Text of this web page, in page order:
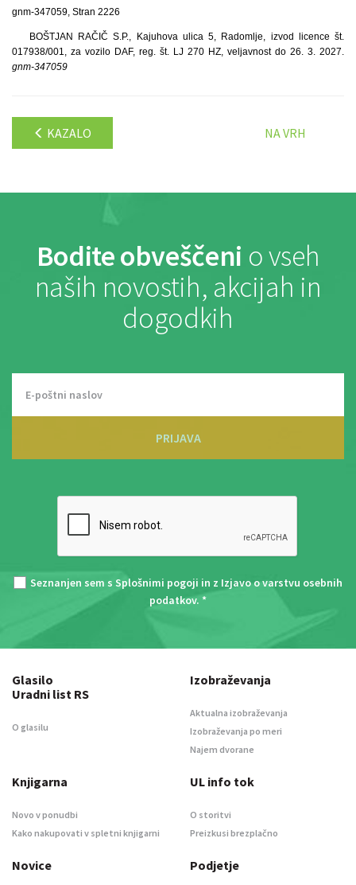
gnm-347059, Stran 2226
BOŠTJAN RAČIČ S.P., Kajuhova ulica 5, Radomlje, izvod licence št.
017938/001, za vozilo DAF, reg. št. LJ 270 HZ, veljavnost do 26. 3. 2027.
gnm-347059
KAZALO NA VRH
Bodite obveščeni o vseh
naših novostih, akcijah in
dogodkih
PRIJAVA
Seznanjen sem s Splošnimi pogoji in z Izjavo o varstvu osebnih
podatkov. *
Glasilo
Uradni list RS
O glasilu
Izobraževanja
Aktualna izobraževanja
Izobraževanja po meri
Najem dvorane
Knjigarna
Novo v ponudbi
Kako nakupovati v spletni knjigarni
UL info tok
O storitvi
Preizkusi brezplačno
Novice Podjetje